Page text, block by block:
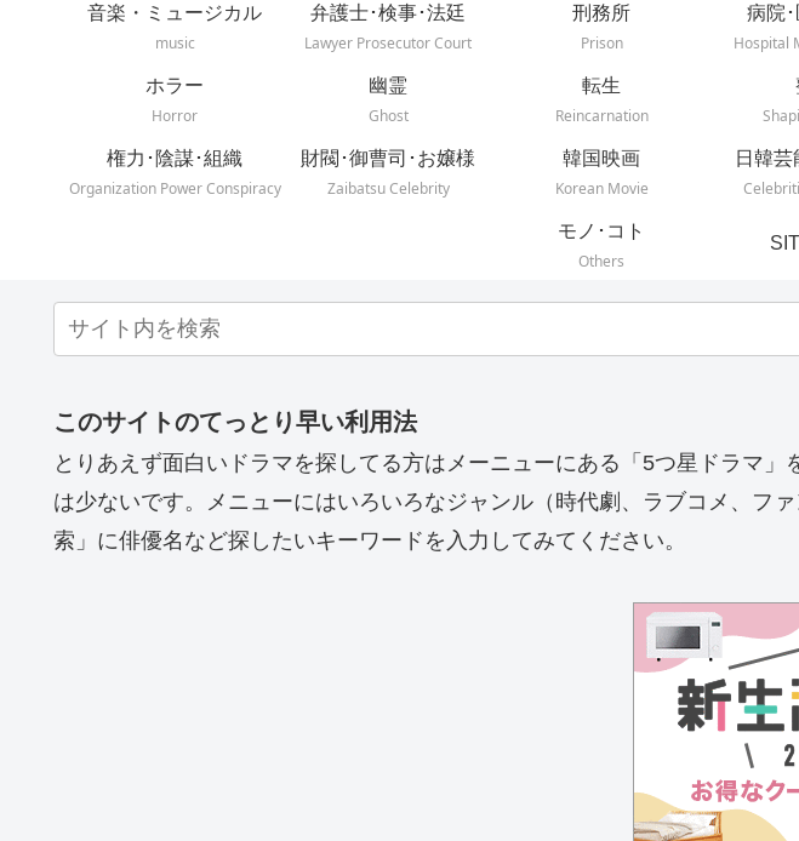
音楽・ミュージカル
music
弁護士･検事･法廷
Lawyer Prosecutor Court
刑務所
Prison
病院
Hospital
ホラー
Horror
幽霊
Ghost
転生
Reincarnation
権力･陰謀･組織
Organization Power Conspiracy
財閥･御曹司･お嬢様
Zaibatsu Celebrity
韓国映画
Korean Movie
日韓芸
モノ･コト
Others
このサイトのてっとり早い利用法
とりあえず面白いドラマを探してる方はメーニューにある「5つ星ドラマ
は少ないです。メニューにはいろいろなジャンル（時代劇、ラブコメ、フ
索」に俳優名など探したいキーワードを入力してみてください。